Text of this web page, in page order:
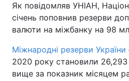
Як повідомляв УНІАН,
січень поповнив резерви
валюти на міжбанку на 98
Міжнародні резерви України
2020 року становили
вище за показник місяцем